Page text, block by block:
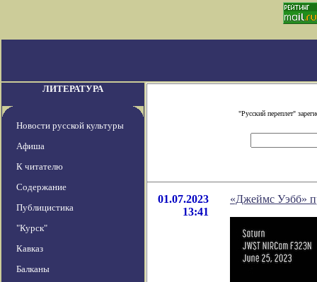
ЛИТЕРАТУРА
Новости русской культуры
Афиша
К читателю
Содержание
Публицистика
"Курск"
Кавказ
Балканы
"Русский переплет"
01.07.2023
13:41
«Джеймс Уэбб»